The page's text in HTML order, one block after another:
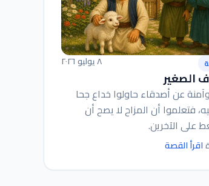
٨ يوليو ٢٠٢٦
الصغير
عن أصدقاء حاولوا خداع جحا
فتعلموا أن المزاح لا يصح أن
على الآخرين.
اقرأ القصة